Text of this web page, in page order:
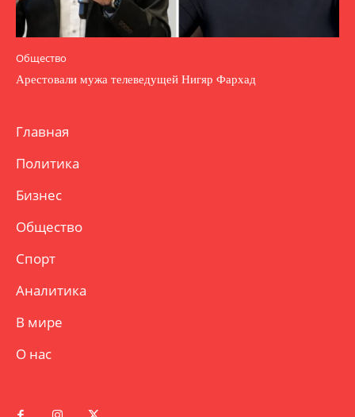
Общество
Арестовали мужа телеведущей Нигяр Фархад
Главная
Политика
Бизнес
Общество
Спорт
Аналитика
В мире
О нас